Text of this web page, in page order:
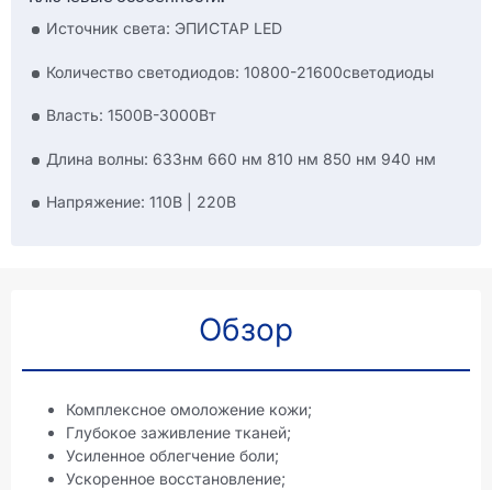
Источник света: ЭПИСТАР LED
Количество светодиодов: 10800-21600светодиоды
Власть: 1500В-3000Вт
Длина волны: 633нм 660 нм 810 нм 850 нм 940 нм
Напряжение: 110В | 220В
Обзор
Комплексное омоложение кожи;
Глубокое заживление тканей;
Усиленное облегчение боли;
Ускоренное восстановление;